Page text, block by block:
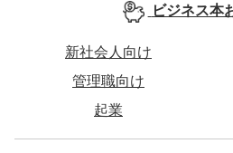
ビジネス本
新社会人向け
管理職向け
起業